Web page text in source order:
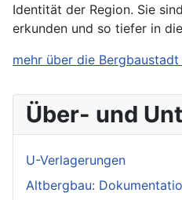
Identität der Region. Sie
erkunden und so tiefer in
mehr über die
Über- und
U-Verlagerungen
Altbergbau: